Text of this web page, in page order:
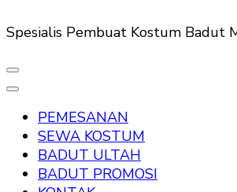
Spesialis Pembuat Kostum Badut
PEMESANAN
SEWA KOSTUM
BADUT ULTAH
BADUT PROMOSI